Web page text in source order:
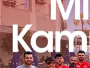
Buz Hokeyi
Buz Pateni